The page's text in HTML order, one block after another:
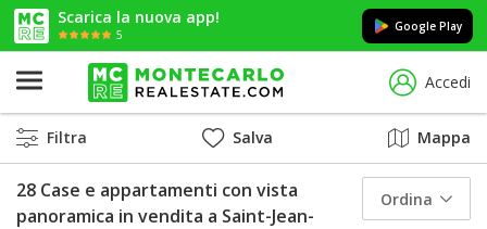
Scarica la nuova app!
5
Google Play
Accedi
Filtra Salva Mappa
28 Case e appartamenti con vista
panoramica in vendita a Saint-Jean-
Ordina